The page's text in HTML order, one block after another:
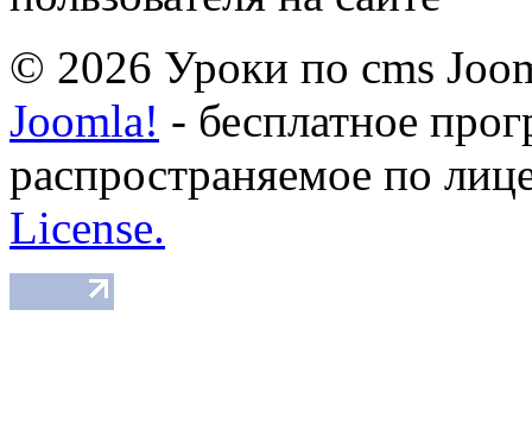
© 2026 Уроки по cms
Joomla! - бесплатное
распространяемое по
License.